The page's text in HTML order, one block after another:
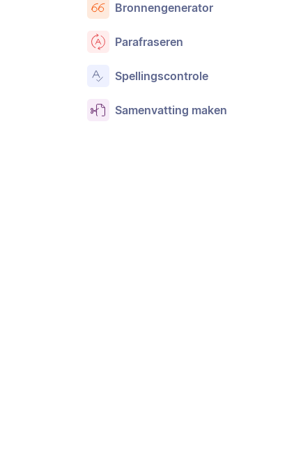
Bronnengenerator
Parafraseren
Spellingscontrole
Samenvatting maken